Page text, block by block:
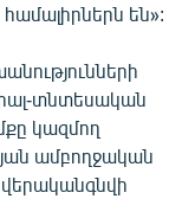
են»:
տնտեսական
կազմող
ամբողջական